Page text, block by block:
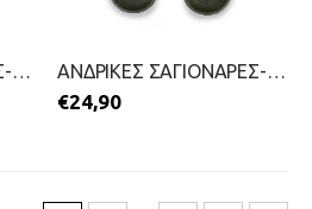
ΑΝΔΡΙΚΕΣ ΣΑΓΙΟΝΑΡΕΣ-PAREX-2599-0389-ΛΑΔΙ ΑΝΔΡΙΚΕΣ ΣΑΓΙΟΝΑΡΕΣ-PAREX-2699-0245-ΛΑΔΙ
€24,90